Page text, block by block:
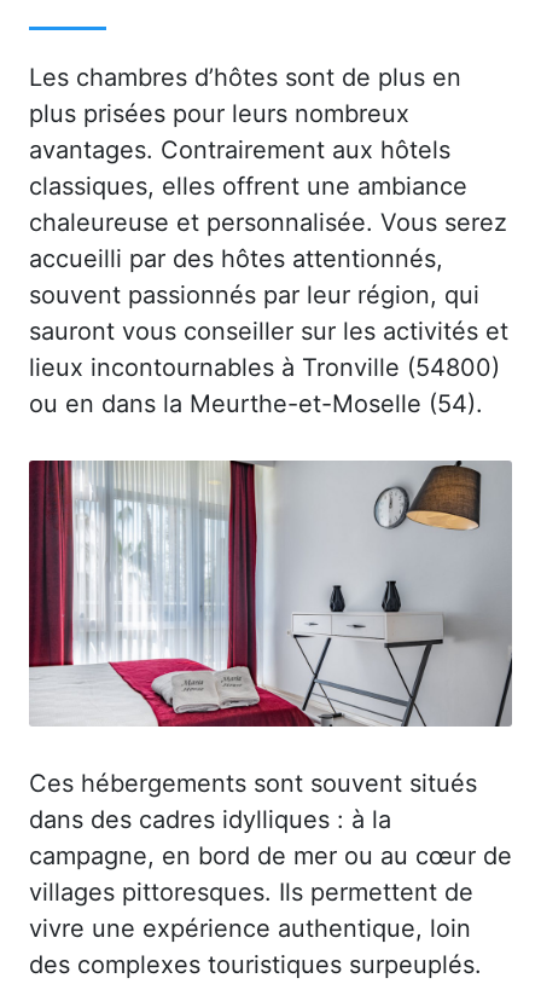
Les chambres d’hôtes sont de plus en
plus prisées pour leurs nombreux
avantages. Contrairement aux hôtels
classiques, elles offrent une ambiance
chaleureuse et personnalisée. Vous serez
accueilli par des hôtes attentionnés,
souvent passionnés par leur région, qui
sauront vous conseiller sur les activités et
lieux incontournables à Tronville (54800)
ou en dans la Meurthe-et-Moselle (54).
Ces hébergements sont souvent situés
dans des cadres idylliques : à la
campagne, en bord de mer ou au cœur de
villages pittoresques. Ils permettent de
vivre une expérience authentique, loin
des complexes touristiques surpeuplés.